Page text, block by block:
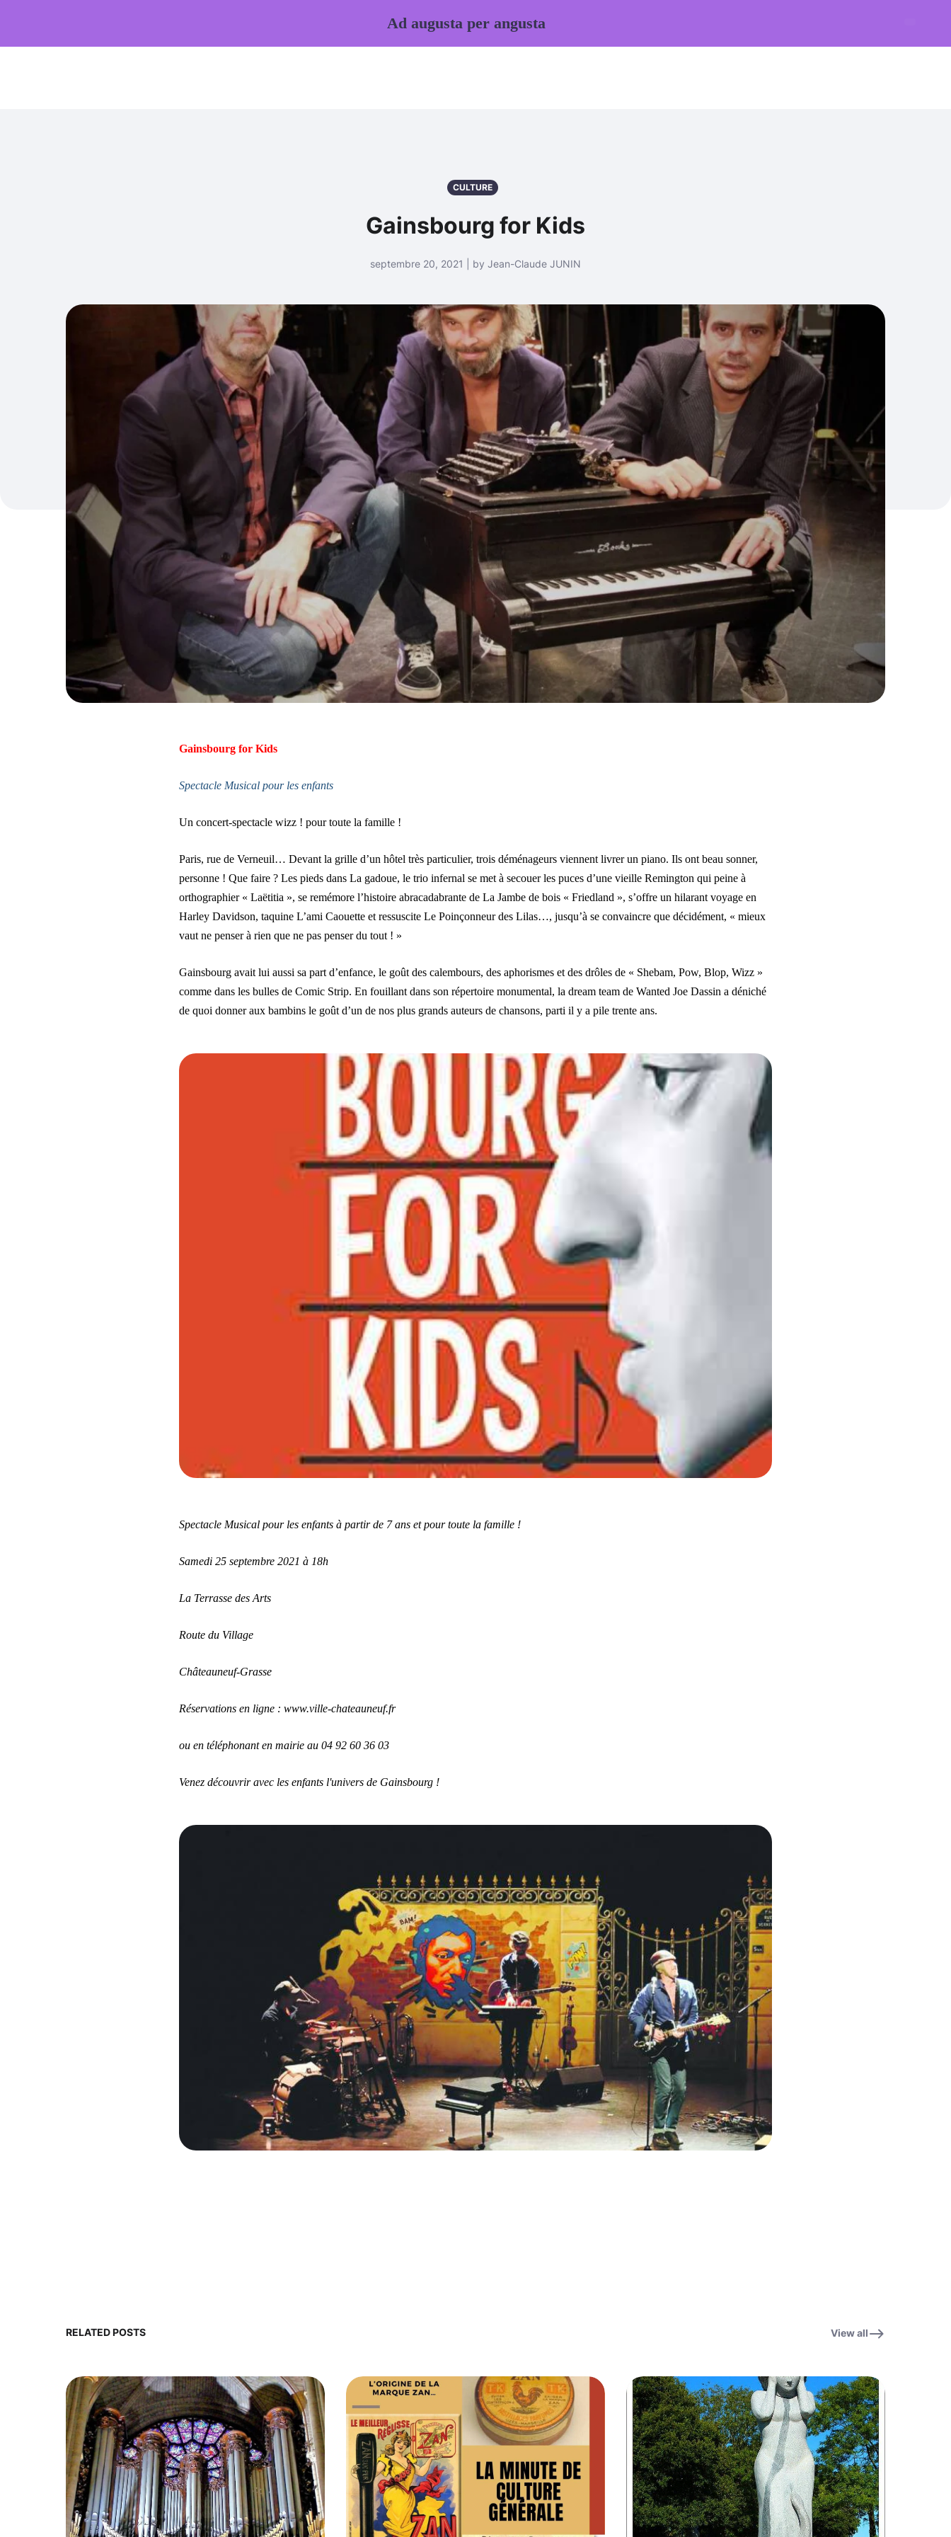
CULTURE
Gainsbourg for Kids
septembre 20, 2021 | by Jean-Claude JUNIN
Gainsbourg for Kids
Spectacle Musical pour les enfants
Un concert-spectacle wizz ! pour toute la famille !
Paris, rue de Verneuil… Devant la grille d’un hôtel très particulier, trois déménageurs viennent livrer un piano. Ils ont beau sonner,
personne ! Que faire ? Les pieds dans La gadoue, le trio infernal se met à secouer les puces d’une vieille Remington qui peine à
orthographier « Laëtitia », se remémore l’histoire abracadabrante de La Jambe de bois « Friedland », s’offre un hilarant voyage en
Harley Davidson, taquine L’ami Caouette et ressuscite Le Poinçonneur des Lilas…, jusqu’à se convaincre que décidément, « mieux
vaut ne penser à rien que ne pas penser du tout ! »
Gainsbourg avait lui aussi sa part d’enfance, le goût des calembours, des aphorismes et des drôles de « Shebam, Pow, Blop, Wizz »
comme dans les bulles de Comic Strip. En fouillant dans son répertoire monumental, la dream team de Wanted Joe Dassin a déniché
de quoi donner aux bambins le goût d’un de nos plus grands auteurs de chansons, parti il y a pile trente ans.
Spectacle Musical pour les enfants à partir de 7 ans et pour toute la famille !
Samedi 25 septembre 2021 à 18h
La Terrasse des Arts
Route du Village
Châteauneuf-Grasse
Réservations en ligne : www.ville-chateauneuf.fr
ou en téléphonant en mairie au 04 92 60 36 03
Venez découvrir avec les enfants l'univers de Gainsbourg !
RELATED POSTS View all
Ad augusta per angusta